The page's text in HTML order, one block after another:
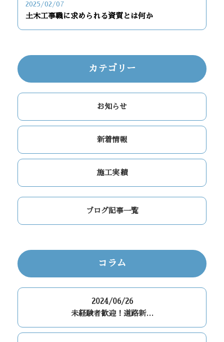
2025/02/07
土木工事職に求められる資質とは何か
カテゴリー
お知らせ
新着情報
施工実績
ブログ記事一覧
コラム
2024/06/26
未経験者歓迎！道路新…